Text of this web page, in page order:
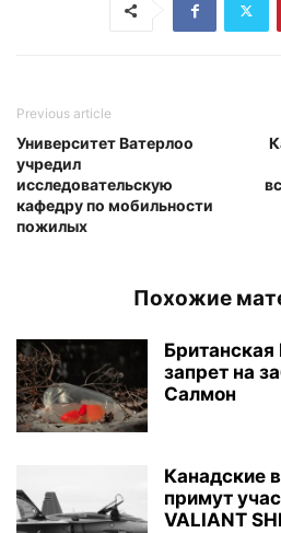
Previous article
Университет Ватерлоо
учредил
исследовательскую
кафедру по мобильности
пожилых
Похожие
запрет на
Салмон
Канадские
примут
VALIANT